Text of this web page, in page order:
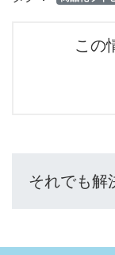
この
それでも解